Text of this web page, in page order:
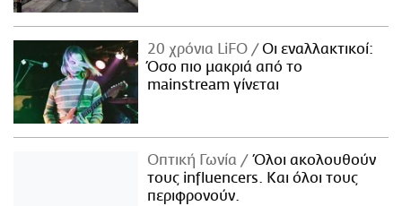
20 χρόνια LiFO
Οι εναλλακτικοί:
Όσο πιο μακριά από το
mainstream γίνεται
Οπτική Γωνία
Όλοι ακολουθούν
τους influencers. Και όλοι τους
περιφρονούν.